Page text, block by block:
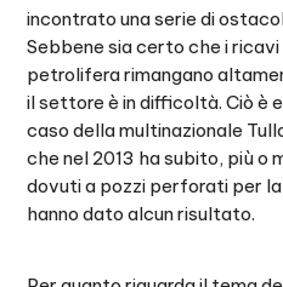
incontrato una serie di
Sebbene sia certo che i
petrolifera rimangano
il settore è in difficoltà. Ciò è
caso della multinazionale
che nel 2013 ha subito, più o
dovuti a pozzi perforati per
hanno dato alcun risultato.